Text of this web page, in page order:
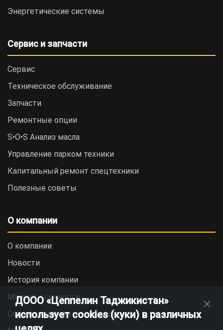
Энергетические системы
Сервис и запчасти
Сервис
Техническое обслуживание
Запчасти
Ремонтные опции
S•O•S Анализ масла
Управление парком техники
Капитальный ремонт спецтехники
Полезные советы
О компании
О компании
Новости
История компании
Миссия и ценности
Социальная ответственность
ДООО «Цеппелин Таджикистан»
использует cookies (куки) в различных